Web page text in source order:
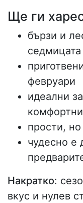
Ще ги
бързи и
седмицата
февруари
идеални
прости,
чудесно е
Накратко:
вкус и нулев